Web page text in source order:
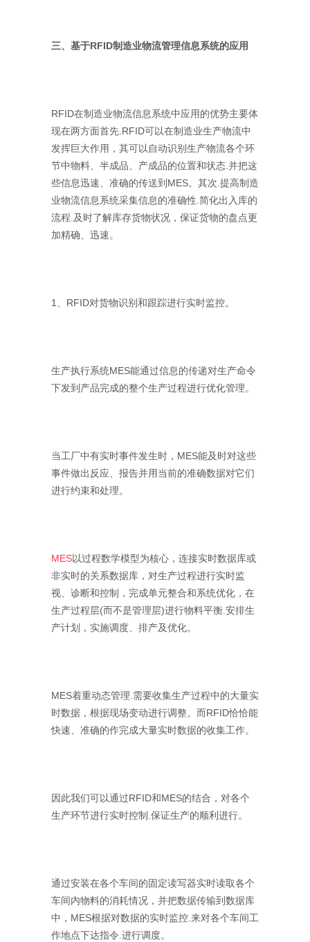
三、基于RFID制造业物流管理信息系统的应用
RFID在制造业物流信息系统中应用的优势主要体
现在两方面首先.RFID可以在制造业生产物流中
发挥巨大作用，其可以自动识别生产物流各个环
节中物料、半成品、产成品的位置和状态.并把这
些信息迅速、准确的传送到MES。其次.提高制造
业物流信息系统采集信息的准确性.简化出入库的
流程.及时了解库存货物状况，保证货物的盘点更
加精确、迅速。
1、RFID对货物识别和跟踪进行实时监控。
生产执行系统MES能通过信息的传递对生产命令
下发到产品完成的整个生产过程进行优化管理。
当工厂中有实时事件发生时，MES能及时对这些
事件做出反应、报告并用当前的准确数据对它们
进行约束和处理。
MES以过程数学模型为核心，连接实时数据库或
非实时的关系数据库，对生产过程进行实时监
视、诊断和控制，完成单元整合和系统优化，在
生产过程层(而不是管理层)进行物料平衡.安排生
产计划，实施调度、排产及优化。
MES着重动态管理.需要收集生产过程中的大量实
时数据，根据现场变动进行调整。而RFID恰恰能
快速、准确的作完成大量实时数据的收集工作。
因此我们可以通过RFID和MES的结合，对各个
生产环节进行实时控制.保证生产的顺利进行。
通过安装在各个车间的固定读写器实时读取各个
车间内物料的消耗情况，并把数据传输到数据库
中，MES根据对数据的实时监控.来对各个车间工
作地点下达指令.进行调度。